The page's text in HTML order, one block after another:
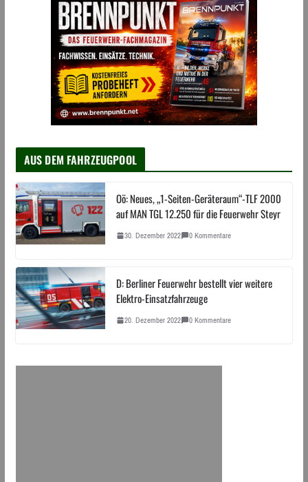
AUS DEM FAHRZEUGPOOL
Oö: Neues, „1-Seiten-Geräteraum“-TLF 2000
auf MAN TGL 12.250 für die Feuerwehr Steyr
30. Dezember 2022 0 Kommentare
D: Berliner Feuerwehr bestellt vier weitere
Elektro-Einsatzfahrzeuge
20. Dezember 2022 0 Kommentare